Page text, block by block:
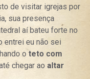
de visitar igrejas por
sua presença
aí bateu forte no
entrei eu não sei
o teto com
chegar ao altar